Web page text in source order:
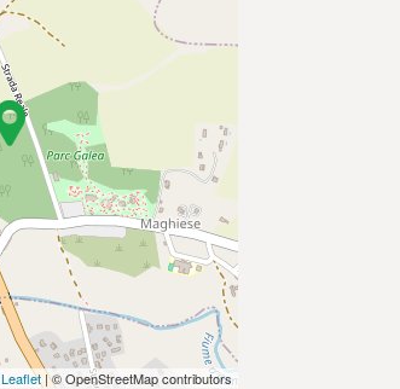
Leaflet| © OpenStreetMap contributors